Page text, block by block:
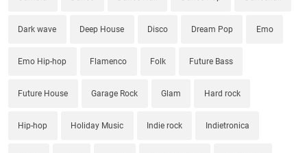
Dark wave Deep House Disco Dream Pop Emo
Emo Hip-hop Flamenco Folk Future Bass
Future House Garage Rock Glam Hard rock
Hip-hop Holiday Music Indie rock Indietronica